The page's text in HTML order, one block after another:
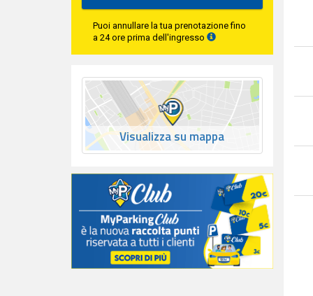
Puoi annullare la tua prenotazione fino
a 24 ore prima dell'ingresso
Visualizza su mappa